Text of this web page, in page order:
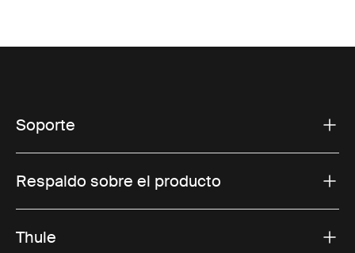
Soporte
Respaldo sobre el producto
Thule